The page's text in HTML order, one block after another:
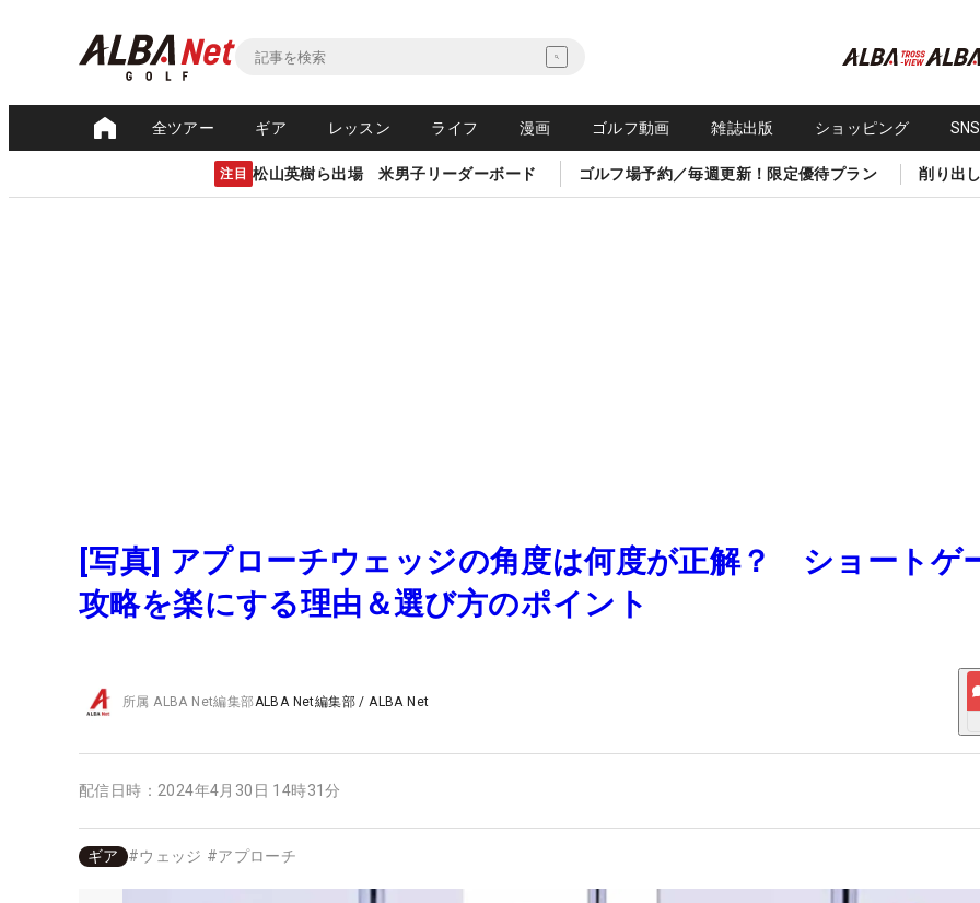
全ツアー ギア レッスン ライフ 漫画 ゴルフ動画 雑誌出版 ショッピング
注目 松山英樹ら出場 米男子リーダーボード ゴルフ場予約／毎週更新！限定優待プラン 削り出
[写真] アプローチウェッジの角度は何度が正解？ ショートゲ
攻略を楽にする理由＆選び方のポイント
所属ALBA Net編集部ALBA Net編集部 /ALBA Net
配信日時： 2024年4月30日 14時31分
ギア #ウェッジ #アプローチ